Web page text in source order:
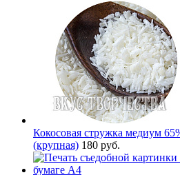
Кокосовая стружка медиум
(крупная) 180 руб.